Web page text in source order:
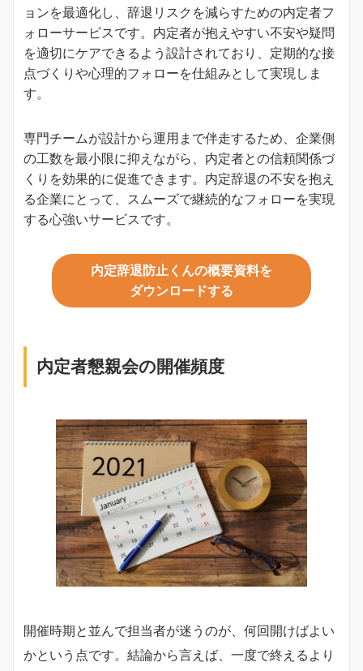
ョンを最適化し、辞退リスクを減らすための内定者フ
ォローサービスです。内定者が抱えやすい不安や疑問
を適切にケアできるよう設計されており、定期的な接
点づくりや心理的フォローを仕組みとして実現しま
す。
専門チームが設計から運用まで伴走するため、企業側
の工数を最小限に抑えながら、内定者との信頼関係づ
くりを効果的に促進できます。内定辞退の不安を抱え
る企業にとって、スムーズで継続的なフォローを実現
する心強いサービスです。
内定辞退防止くんの概要資料を
ダウンロードする
内定者懇親会の開催頻度
開催時期と並んで担当者が迷うのが、何回開けばよい
かという点です。結論から言えば、一度で終えるより